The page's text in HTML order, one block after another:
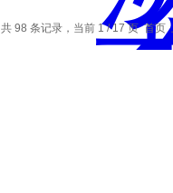
共 98 条记录，当前 1 / 17 页 首